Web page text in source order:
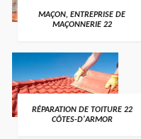
MAÇON, ENTREPRISE DE
MAÇONNERIE 22
RÉPARATION DE TOITURE 22
CÔTES-D'ARMOR